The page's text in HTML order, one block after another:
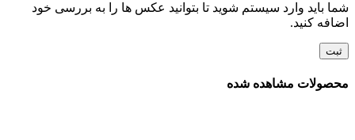
شما باید وارد سیستم شوید تا بتوانید عکس ها را به بررسی خود
اضافه کنید.
محصولات مشاهده شده